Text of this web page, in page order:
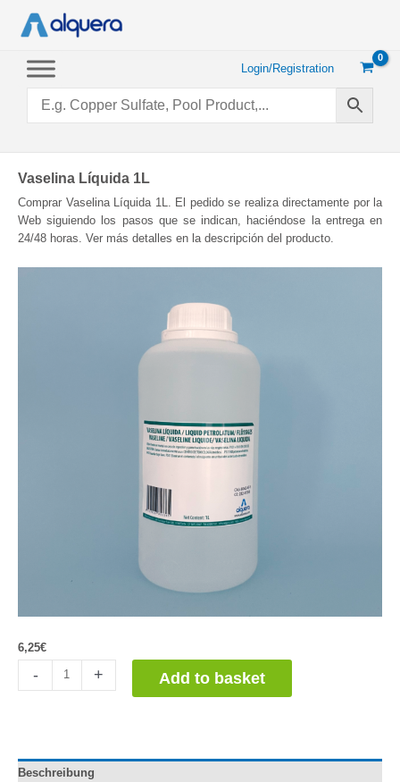
Login/Registration
Vaselina Líquida 1L
Comprar Vaselina Líquida 1L. El pedido se realiza directamente por la
Web siguiendo los pasos que se indican, haciéndose la entrega en
24/48 horas. Ver más detalles en la descripción del producto.
6,25€
- + Add to basket
Beschreibung